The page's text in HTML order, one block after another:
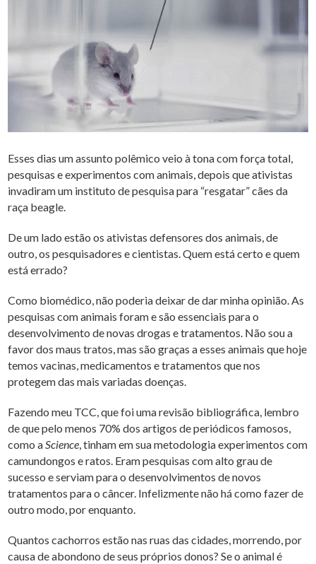
Esses dias um assunto polêmico veio à tona com força total,
pesquisas e experimentos com animais, depois que ativistas
invadiram um instituto de pesquisa para “resgatar” cães da
raça beagle.
De um lado estão os ativistas defensores dos animais, de
outro, os pesquisadores e cientistas. Quem está certo e quem
está errado?
Como biomédico, não poderia deixar de dar minha opinião. As
pesquisas com animais foram e são essenciais para o
desenvolvimento de novas drogas e tratamentos. Não sou a
favor dos maus tratos, mas são graças a esses animais que hoje
temos vacinas, medicamentos e tratamentos que nos
protegem das mais variadas doenças.
Fazendo meu TCC, que foi uma revisão bibliográfica, lembro
de que pelo menos 70% dos artigos de periódicos famosos,
como a Science , tinham em sua metodologia experimentos com
camundongos e ratos. Eram pesquisas com alto grau de
sucesso e serviam para o desenvolvimentos de novos
tratamentos para o câncer. Infelizmente não há como fazer de
outro modo, por enquanto.
Quantos cachorros estão nas ruas das cidades, morrendo, por
causa de abondono de seus próprios donos? Se o animal é